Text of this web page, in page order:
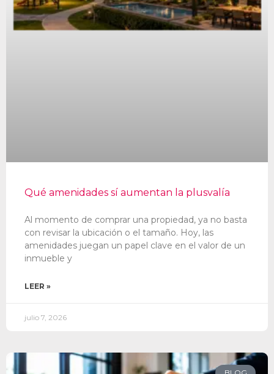
Qué amenidades sí aumentan la plusvalía
Al momento de comprar una propiedad, ya no basta
con revisar la ubicación o el tamaño. Hoy, las
amenidades juegan un papel clave en el valor de un
inmueble y
LEER »
julio 7, 2026